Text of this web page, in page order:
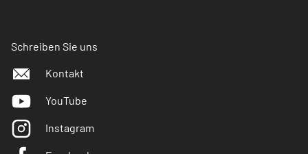
Schreiben Sie uns
Kontakt
YouTube
Instagram